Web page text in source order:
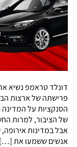
דונלד טראמפ נשיא
פרישתה של ארצות
הסנקציות על המדינה
של הציבור, למרות
אבל במדינות
אנשים ששמעו את […]